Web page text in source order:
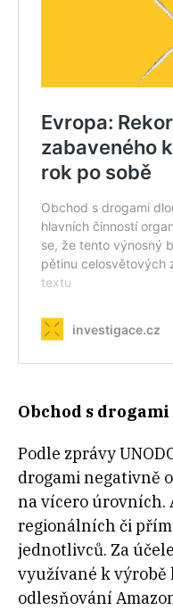
Obchod s
Podle zprávy
drogami negativně
na vícero úrovních.
regionálních či
jednotlivců. Za
využívané k výrobě
odlesňování